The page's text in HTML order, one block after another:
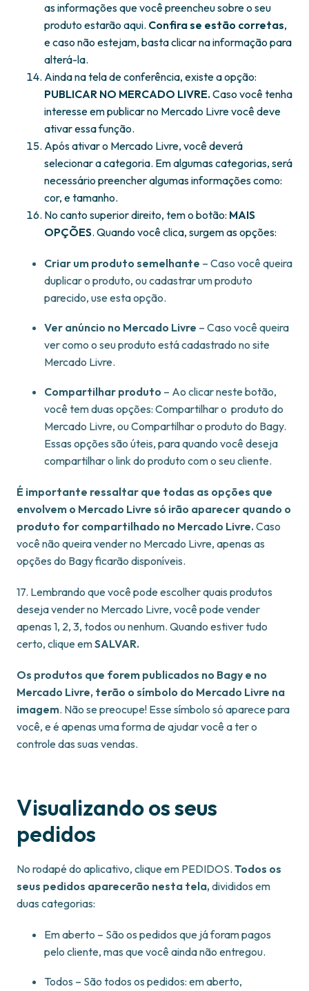
as informações que você preencheu sobre o seu
produto estarão aqui. Confira se estão corretas,
e caso não estejam, basta clicar na informação para
alterá-la.
Ainda na tela de conferência, existe a opção:
PUBLICAR NO MERCADO LIVRE.Caso você tenha
interesse em publicar no Mercado Livre você deve
ativar essa função.
Após ativar o Mercado Livre, você deverá
selecionar a categoria. Em algumas categorias, será
necessário preencher algumas informações como:
cor, e tamanho.
No canto superior direito, tem o botão: MAIS
OPÇÕES. Quando você clica, surgem as opções:
Criar um produto semelhante – Caso você queira
duplicar o produto, ou cadastrar um produto
parecido, use esta opção.
Ver anúncio no Mercado Livre – Caso você queira
ver como o seu produto está cadastrado no site
Mercado Livre.
Compartilhar produto – Ao clicar neste botão,
você tem duas opções: Compartilhar o produto do
Mercado Livre, ou Compartilhar o produto do Bagy.
Essas opções são úteis, para quando você deseja
compartilhar o link do produto com o seu cliente.
É importante ressaltar que todas as opções que
envolvem o Mercado Livre só irão aparecer quando o
produto for compartilhado no Mercado Livre. Caso
você não queira vender no Mercado Livre, apenas as
opções do Bagy ficarão disponíveis.
17. Lembrando que você pode escolher quais produtos
deseja vender no Mercado Livre, você pode vender
apenas 1, 2, 3, todos ou nenhum. Quando estiver tudo
certo, clique emSALVAR.
Os produtos que forem publicados no Bagy e no
Mercado Livre, terão o símbolo do Mercado Livre na
imagem. Não se preocupe! Esse símbolo só aparece para
você, e é apenas uma forma de ajudar você a ter o
controle das suas vendas.
Visualizando os seus
pedidos
No rodapé do aplicativo, clique em PEDIDOS. Todos os
seus pedidos aparecerão nesta tela, divididos em
duas categorias:
Em aberto – São os pedidos que já foram pagos
pelo cliente, mas que você ainda não entregou.
Todos – São todos os pedidos: em aberto,